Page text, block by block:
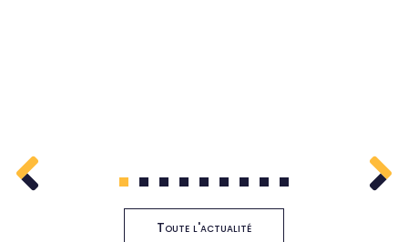
1 2 3 4 5 6 7 8 9
Toute l'actualité